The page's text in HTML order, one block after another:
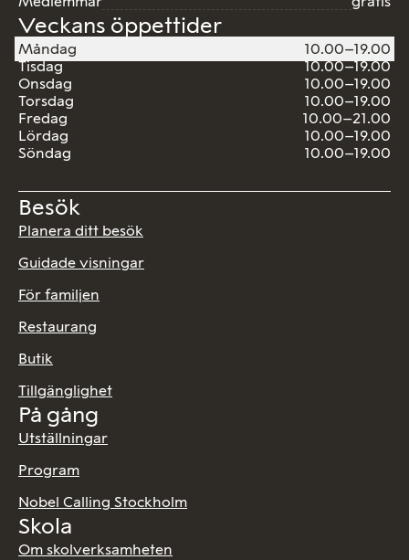
Veckans öppettider
Måndag
10.00–19.00
Tisdag
10.00–19.00
Onsdag
10.00–19.00
Torsdag
10.00–19.00
Fredag
10.00–21.00
Lördag
10.00–19.00
Söndag
10.00–19.00
Besök
Planera ditt besök
Guidade visningar
För familjen
Restaurang
Butik
Tillgänglighet
På gång
Utställningar
Program
Nobel Calling Stockholm
Skola
Om skolverksamheten